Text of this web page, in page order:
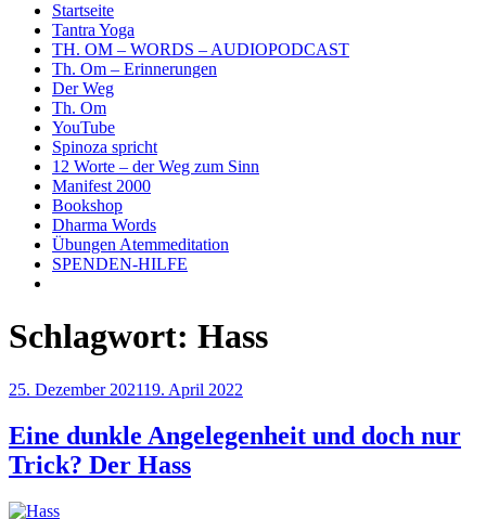
Startseite
Tantra Yoga
TH. OM – WORDS – AUDIOPODCAST
Th. Om – Erinnerungen
Der Weg
Th. Om
YouTube
Spinoza spricht
12 Worte – der Weg zum Sinn
Manifest 2000
Bookshop
Dharma Words
Übungen Atemmeditation
SPENDEN-HILFE
Schlagwort: Hass
Veröffentlicht
25. Dezember 202119. April 2022
Eine dunkle Angelegenheit und doch nur
Trick? Der Hass